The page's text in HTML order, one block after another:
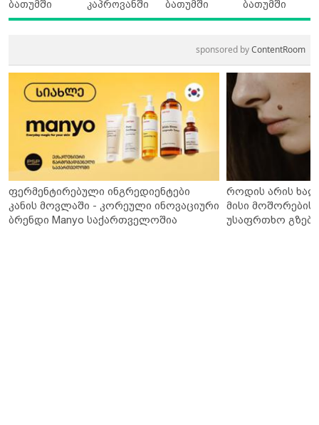
ბათუმში
კაპროვანში
ბათუმში
ბათუმში
sponsored byContentRoom
ფერმენტირებული ინგრედიენტები
კანის მოვლაში - კორეული ინოვაციური
ბრენდი Manyo საქართველოშია
როდის არის
მისი მოშორების
უსაფრთხო გზები